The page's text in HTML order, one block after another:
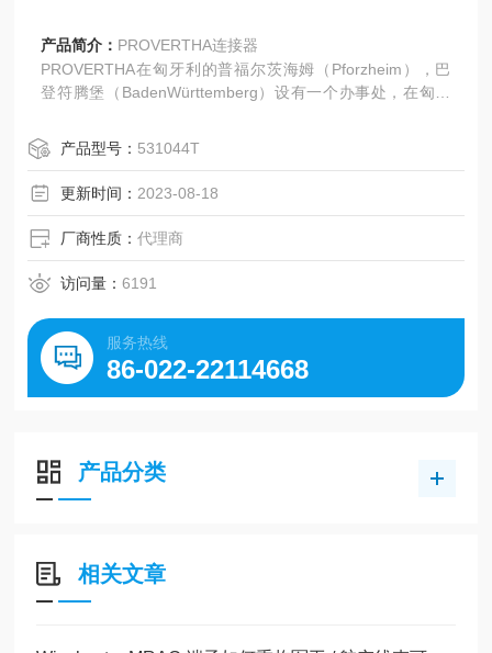
产品简介： PROVERTHA连接器
PROVERTHA在匈牙利的普福尔茨海姆（Pforzheim），巴
登符腾堡（BadenWürttemberg）设有一个办事处，在匈牙
apuvár）等城市设有三个办事处，拥有850多名员工。
产品型号： 531044T
更新时间： 2023-08-18
厂商性质：代理商
访问量：6191
服务热线
86-022-22114668
产品分类
相关文章